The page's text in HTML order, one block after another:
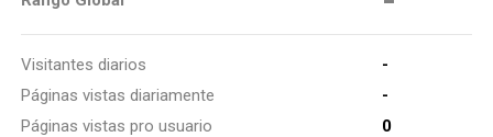
Visitantes diarios
-
Páginas vistas diariamente
-
Páginas vistas pro usuario
0